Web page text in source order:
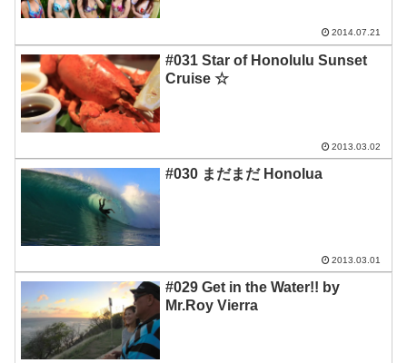
2014.07.21
#031 Star of Honolulu Sunset
Cruise ☆
2013.03.02
#030 まだまだ Honolua
2013.03.01
#029 Get in the Water!! by
Mr.Roy Vierra